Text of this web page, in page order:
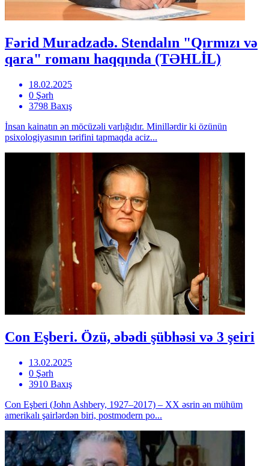
Fərid Muradzadə. Stendalın "Qırmızı və
qara" romanı haqqında (TƏHLİL)
18.02.2025
0 Şərh
3798 Baxış
İnsan kainatın ən möcüzəli varlığıdır. Minillərdir ki özünün
psixologiyasının tərifini tapmaqda aciz...
Con Eşberi. Özü, əbədi şübhəsi və 3 şeiri
13.02.2025
0 Şərh
3910 Baxış
Con Eşberi (John Ashbery, 1927–2017) – XX əsrin ən mühüm
amerikalı şairlərdən biri, postmodern po...